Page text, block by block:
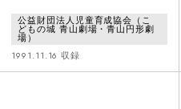
時多発な演舞をはじめた。まるで
21世紀のダンスシーンを予感させ
るように‥‥‥…。この〈DANCE
SESSION 21〉の新シリーズも受
公益財団法人児童育成協会（こ
どもの城 青山劇場・青山円形劇
場）
1991.11.16 収録